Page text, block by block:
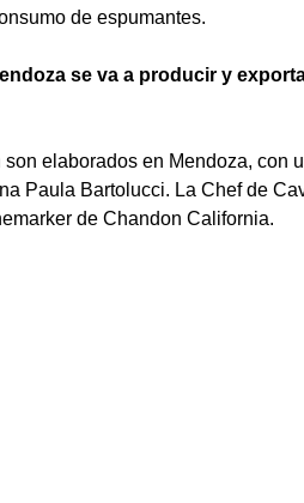
de espumantes.
se va a producir y
elaborados en Mendoza, con
Paula Bartolucci. La Chef de
de Chandon California.